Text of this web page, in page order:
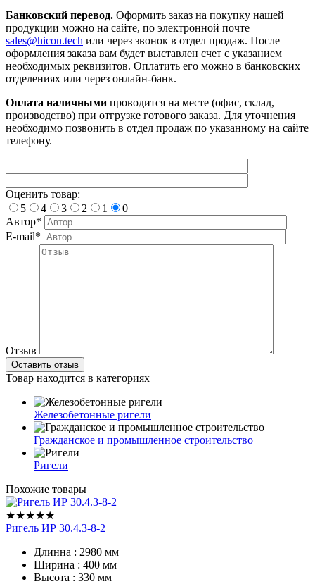
Банковский перевод. Оформить заказ на покупку нашей
продукции можно на сайте, по электронной почте
sales@hicon.tech или через звонок в отдел продаж. После
оформления заказа вам будет выставлен счет с указанием
необходимых реквизитов. Оплатить его можно в банковских
отделениях или через онлайн-банк.
Оплата наличными проводится на месте (офис, склад,
производство) при отгрузке готового заказа. Для уточнения
необходимо позвонить в отдел продаж по указанному на сайте
телефону.
Оценить товар:
5
4 3 2 1
0
Автор*
E-mail*
Отзыв
Товар находится в категориях
Железобетонные ригели
Гражданское и промышленное строительство
Ригели
Похожие товары
★★★★★
Ригель ИР 30.4.3-8-2
Длинна : 2980 мм
Ширина : 400 мм
Высота : 330 мм